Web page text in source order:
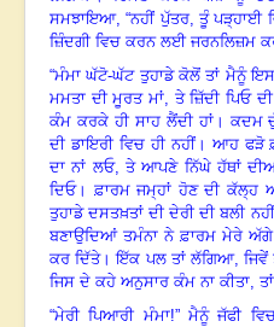
ਸਮਝਾਇਆ, “ਨਹੀਂ ਪੁੱਤਰ,ਤੂੰ ਪੜ੍ਹਾਈ
ਜ਼ਿੰਦਗੀ ਵਿਚ ਕਰਨ ਲਈ ਜਰਨਲਿਜ਼ਮ
“ਮੰਮਾ ਘੱਟੋ-ਘੱਟ ਤੁਹਾਡੇ ਕੋਲੋਂ ਤਾਂ ਮੈਨੂੰ ਇਸ
ਮਮਤਾ ਦੀ ਮੂਰਤ ਮਾਂ, ਤੇ ਜ਼ਿੱਦੀ ਪਿਓ
ਕੰਮ ਕਰਕੇ ਹੀ ਸਾਹ ਲੈਂਦੀ ਹਾਂ। ਕਦਮ
ਦੀ ਡਾਇਰੀ ਵਿਚ ਹੀ ਨਹੀਂ। ਆਹ ਫੜੋ
ਦਾ ਨਾਂ ਲਓ, ਤੇ ਆਪਣੇ ਨਿੱਘੇ ਹੱਥਾਂ
ਦਿਓ। ਫ਼ਾਰਮ ਜਮ੍ਹਾਂ ਹੋਣ ਦੀ ਕੱਲ੍ਹ
ਤੁਹਾਡੇ ਦਸਤਖ਼ਤਾਂ ਦੀ ਦੇਰੀ ਦੀ ਬਲੀ
ਬਣਾਉਦਿਆਂ ਤਮੰਨਾ ਨੇ ਫ਼ਾਰਮ ਮੇਰੇ
ਕਰ ਦਿੱਤੇ।ਇੱਕ ਪਲ ਤਾਂ ਲੱਗਿਆ,ਜਿਵੇਂ
ਜਿਸ ਦੇ ਕਹੇ ਅਨੁਸਾਰ ਕੰਮ ਨਾ ਕੀਤਾ,
“ਮੇਰੀ ਪਿਆਰੀ ਮੰਮਾ!” ਮੈਨੂੰ ਜੱਫੀ